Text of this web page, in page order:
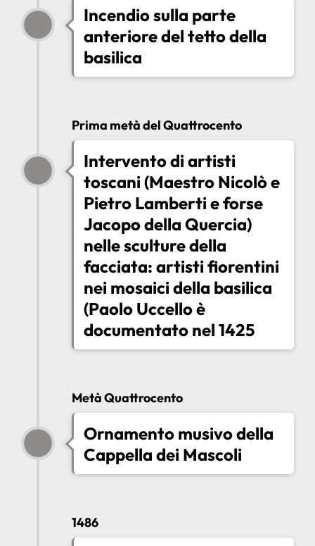
Incendio sulla parte
anteriore del tetto della
basilica
Prima metà del Quattrocento
Intervento di artisti
toscani (Maestro Nicolò e
Pietro Lamberti e forse
Jacopo della Quercia)
nelle sculture della
facciata: artisti fiorentini
nei mosaici della basilica
(Paolo Uccello è
documentato nel 1425
Metà Quattrocento
Ornamento musivo della
Cappella dei Mascoli
1486